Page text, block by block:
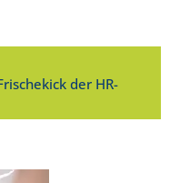
der HR-